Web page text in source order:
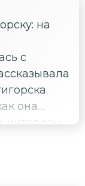
на
с
она